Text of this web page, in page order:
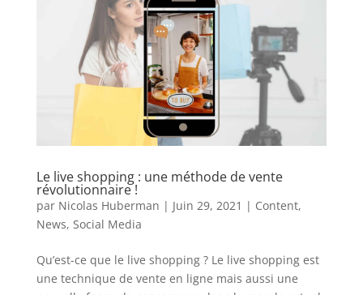
Le live shopping : une méthode de vente
révolutionnaire !
par Nicolas Huberman | Juin 29, 2021 | Content,
News, Social Media
Qu’est-ce que le live shopping ? Le live shopping est
une technique de vente en ligne mais aussi une